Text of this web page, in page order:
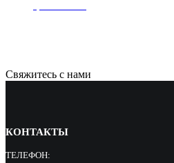
Свяжитесь с нами
КОНТАКТЫ
ТЕЛЕФОН: